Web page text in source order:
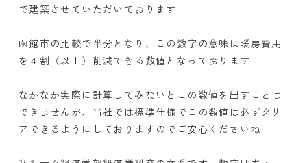
で建築させていただいております
函館市の比較で半分となり、この数字の意味は暖房費用
を４割（以上）削減できる数値となっております
なかなか実際に計算してみないとこの数値を出すことは
できませんが、当社では標準仕様でこの数値は必ずクリ
アできるようにしておりますのでご安心くださいね